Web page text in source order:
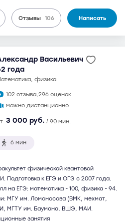
Отзывы 106 Написать
Васильевич
года
математика, физика
102 отзыва,296 оценок
можно дистанционно
3 000 руб. / 90 мин.
6 мин
физической квантовой
Подготовка к ЕГЭ и ОГЭ с 2007 года.
на ЕГЭ: математика - 100, физика - 94.
МГУ им. Ломоносова (ВМК, мехмат,
МГТУ им. Баумана, ВШЭ, МАИ.
занятия